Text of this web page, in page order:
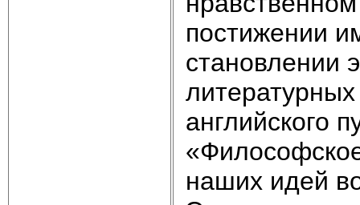
постижении
становлении
английского
наших идей